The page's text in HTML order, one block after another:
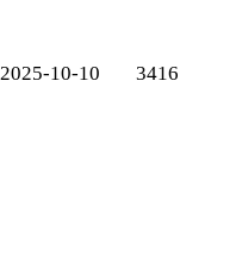
2025-10-10 3416